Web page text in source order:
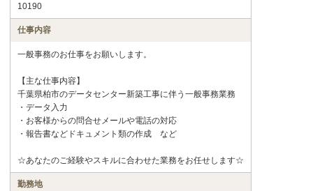
10190
仕事内容
一般事務のお仕事をお願いします。
【主な仕事内容】
千葉県柏市のデータセンター新築工事に伴う一般事務業務
・データ入力
・お客様からの問合せメールや電話の対応
・報告書などドキュメント類の作成 など
☆あなたのご経験やスキルに合わせた業務をお任せします☆
勤務地